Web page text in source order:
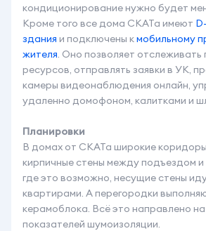
кондиционирование нужно будет
Кроме того все дома СКАТа имеют
здания и подключены кмобильному
жителя. Оно позволяет отслеживать
ресурсов, отправлять заявки в УК,
камеры видеонаблюдения онлайн,
удаленно домофоном, калитками и
Планировки
В домах от СКАТа широкие
кирпичные стены между подъездом и
где это возможно, несущие стены
квартирами. А перегородки
керамоблока. Всё это направлено
показателей шумоизоляции.